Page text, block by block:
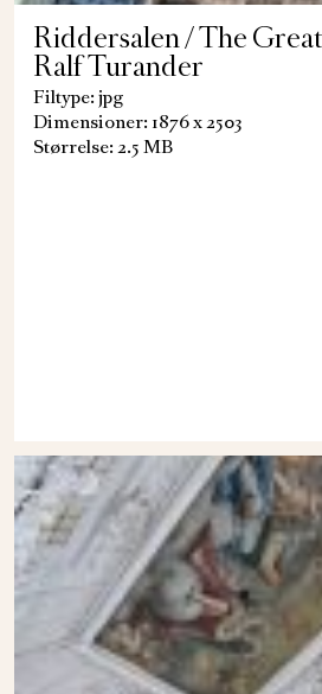
Riddersalen / The
Ralf Turander
Filtype: jpg
Dimensioner: 1876 x 2503
Størrelse: 2.5 MB